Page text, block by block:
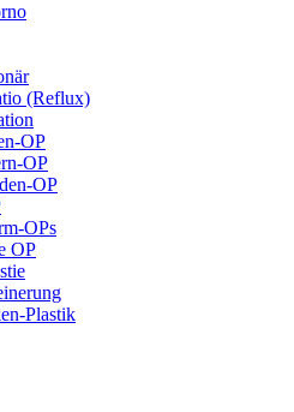
(Reflux)
OP
OP
OP
OPs
OP
Plastik